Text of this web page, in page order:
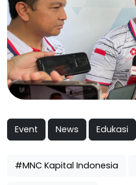
Event News Edukasi
#MNC Kapital Indonesia